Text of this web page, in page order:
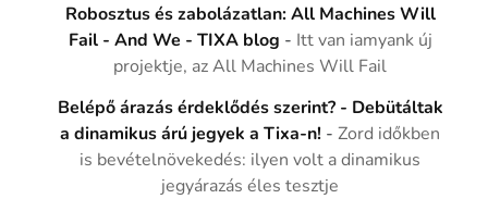
Robosztus és zabolázatlan: All Machines Will
Fail - And We - TIXA blog - Itt van iamyank új
projektje, az All Machines Will Fail
Belépő árazás érdeklődés szerint? - Debütáltak
a dinamikus árú jegyek a Tixa-n! -Zord időkben
is bevételnövekedés: ilyen volt a dinamikus
jegyárazás éles tesztje